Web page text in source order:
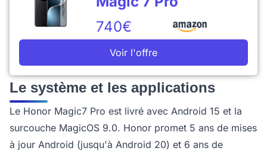
740€
Voir l'offre
Le système et les applications
Le Honor Magic7 Pro est livré avec Android 15 et la
surcouche MagicOS 9.0. Honor promet 5 ans de mises
à jour Android (jusqu'à Android 20) et 6 ans de